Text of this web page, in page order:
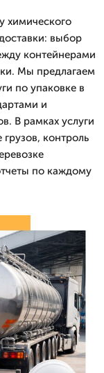
химического
выбор
контейнерами
Мы предлагаем
по упаковке в
и
В рамках услуги
контроль
по каждому